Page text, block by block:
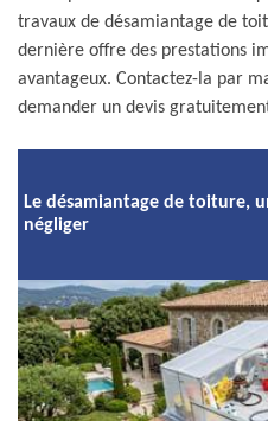
travaux de désamiantage de
dernière offre des prestations
avantageux. Contactez-la par
demander un devis
Le désamiantage de toiture,
négliger